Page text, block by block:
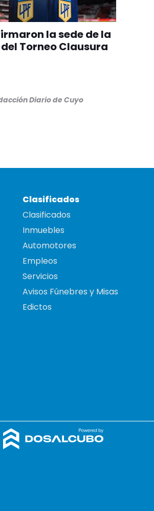
la sede de la
Torneo Clausura
Diario de Cuyo
Clasificados
Clasificados
Inmuebles
Automotores
Empleos
Servicios
Avisos Fúnebres y Misas
Edictos